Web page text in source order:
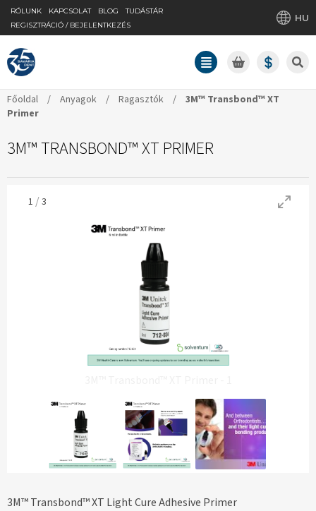
RÓLUNK KAPCSOLAT BLOG
TUDÁSTÁR
REGISZTRÁCIÓ / BEJELENTKEZÉS
HU
1 /3
Főoldal / Anyagok / Ragasztók /
3M™ Transbond™ XT
Primer
3M™ TRANSBOND™ XT PRIMER
3M™ Transbond™ XT Light Cure Adhesive Primer